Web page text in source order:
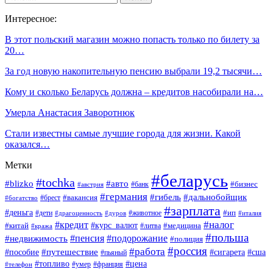
Интересное:
В этот польский магазин можно попасть только по билету за
20…
За год новую накопительную пенсию выбрали 19,2 тысячи…
Кому и сколько Беларусь должна – кредитов насобирали на…
Умерла Анастасия Заворотнюк
Стали известны самые лучшие города для жизни. Какой
оказался…
Метки
#blizko #tochka #австрия #авто #банк #беларусь #бизнес
#богатство #брест #вакансия #германия #гибель #дальнобойщик
#деньга #дети #драгоценность #дуров #животное #зарплата #ип #италия
#китай #кража #кредит #курс_валют #литва #медицина #налог
#недвижимость #пенсия #подорожание #полиция #польша
#пособие #путешествие #пьяный #работа #россия #сигарета #сша
#телефон #топливо #умер #франция #цена